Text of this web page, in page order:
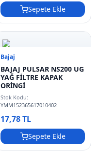
Sepete Ekle
Bajaj
BAJAJ PULSAR NS200 UG
YAĞ FİLTRE KAPAK
ORİNGİ
Stok Kodu:
YMM152365617010402
17,78 TL
Sepete Ekle